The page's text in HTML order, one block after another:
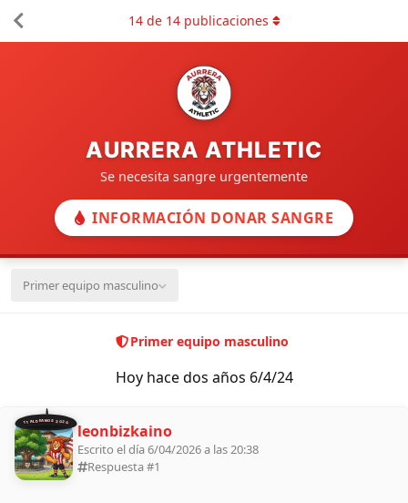
AURRERA ATHLETIC
Se necesita sangre urgentemente
INFORMACIÓN DONAR SANGRE
Primer equipo masculino
Primer equipo masculino
Hoy hace dos años 6/4/24
14de 14publicaciones
11 ALDEANOS 2026 leonbizkaino
Escrito el día 6/04/2026 a las 20:38
Respuesta #1